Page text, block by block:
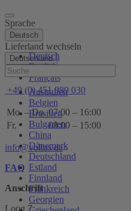
Sprache
Deutsch
Deutsch
English
Français
Lieferland wechseln
Deutschland
Australien
Belgien
Brasilien
Bulgarien
China
Dänemark
Deutschland
Estland
Finnland
Frankreich
Georgien
Hilfe
+49 (0) 451 989 030
Mo. – Do. 07:00 – 16:00
Fr.
08:00 – 15:00
info@voltus.de
FAQ
Anschrift
Loog 7